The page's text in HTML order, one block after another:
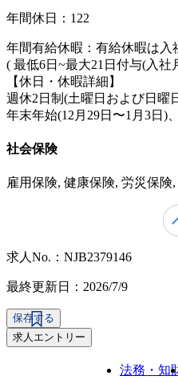
年間休日：122
年間有給休暇：有給休暇は入
( 最低6日~最大21日付与(入社
【休日・休暇詳細】
週休2日制(土曜日および日曜
年末年始(12月29日〜1月3日)
社会保険
雇用保険, 健康保険, 労災保険
求人No.：NJB2379146
最終更新日：2026/7/9
保存する
求人エントリー
法務・知